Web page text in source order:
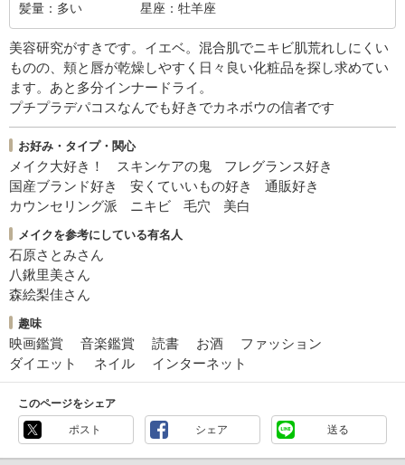
髪量
多い 星座 牡羊座
美容研究がすきです。イエベ。混合肌でニキビ肌荒れしにくい
ものの、頬と唇が乾燥しやすく日々良い化粧品を探し求めてい
ます。あと多分インナードライ。
プチプラデパコスなんでも好きでカネボウの信者です
お好み・タイプ・関心
メイク大好き！ スキンケアの鬼
フレグランス好き
国産ブランド好き
安くていいもの好き
通販好き
カウンセリング派
ニキビ 毛穴 美白
メイクを参考にしている有名人
石原さとみさん
八鍬里美さん
森絵梨佳さん
趣味
映画鑑賞 音楽鑑賞 読書 お酒
ファッション
ダイエット
ネイル インターネット
このページをシェア
ポスト シェア 送る